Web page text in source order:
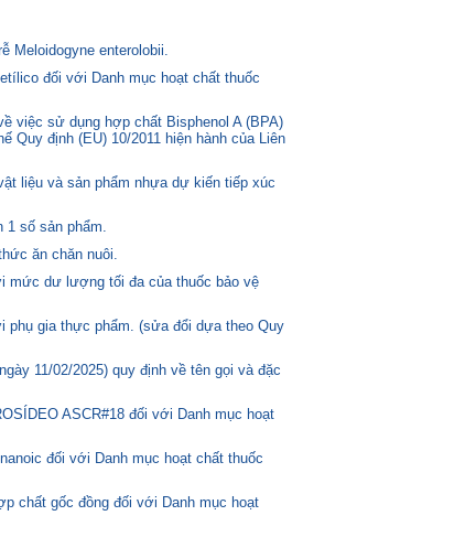
Meloidogyne enterolobii.
đối với Danh mục hoạt chất thuốc
việc sử dụng hợp chất Bisphenol A (BPA)
định (EU) 10/2011 hiện hành của Liên
liệu và sản phẩm nhựa dự kiến tiếp xúc
1 số sản phẩm.
ăn chăn nuôi.
mức dư lượng tối đa của thuốc bảo vệ
phụ gia thực phẩm. (sửa đổi dựa theo Quy
11/02/2025) quy định về tên gọi và đặc
ASCR#18 đối với Danh mục hoạt
đối với Danh mục hoạt chất thuốc
chất gốc đồng đối với Danh mục hoạt